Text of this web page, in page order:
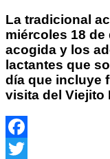
La tradicional
miércoles 18
acogida y los
lactantes que
día que incluye
visita del Viejito
Facebook